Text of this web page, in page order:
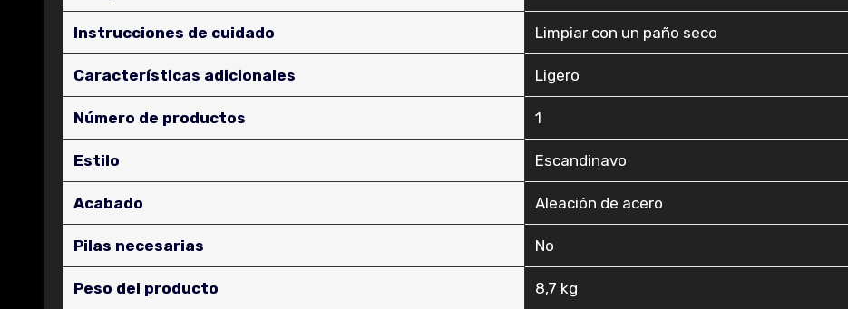
Instrucciones de cuidado ‎Limpiar con un paño seco
Características adicionales ‎Ligero
Número de productos ‎1
Estilo ‎Escandinavo
Acabado ‎Aleación de acero
Pilas necesarias ‎No
Peso del producto ‎8,7 kg